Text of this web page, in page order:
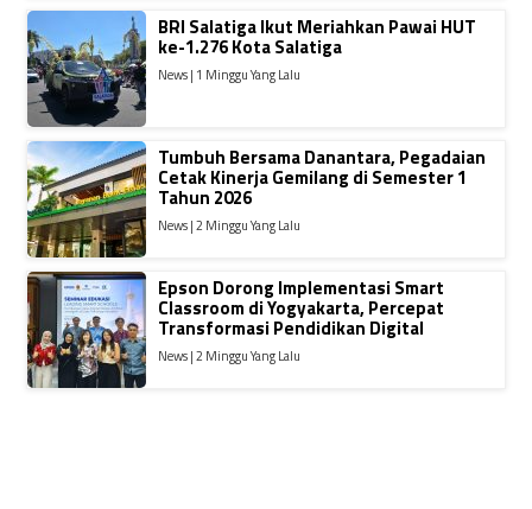
BRI Salatiga Ikut Meriahkan Pawai HUT
ke-1.276 Kota Salatiga
News | 1 Minggu Yang Lalu
Tumbuh Bersama Danantara, Pegadaian
Cetak Kinerja Gemilang di Semester 1
Tahun 2026
News | 2 Minggu Yang Lalu
Epson Dorong Implementasi Smart
Classroom di Yogyakarta, Percepat
Transformasi Pendidikan Digital
News | 2 Minggu Yang Lalu